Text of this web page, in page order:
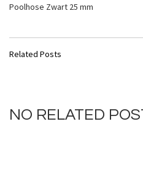
Poolhose Zwart 25 mm
Related Posts
NO RELATED